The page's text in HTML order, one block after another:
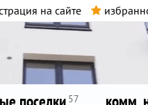
на сайте
57